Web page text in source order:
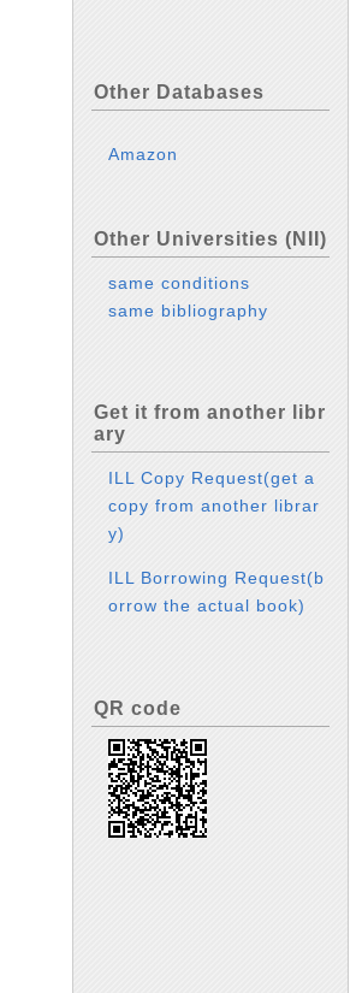
Other Databases
Amazon
Other Universities (NII)
same conditions
same bibliography
Get it from another libr
ary
ILL Copy Request(get a
copy from another librar
y)
ILL Borrowing Request(b
orrow the actual book)
QR code